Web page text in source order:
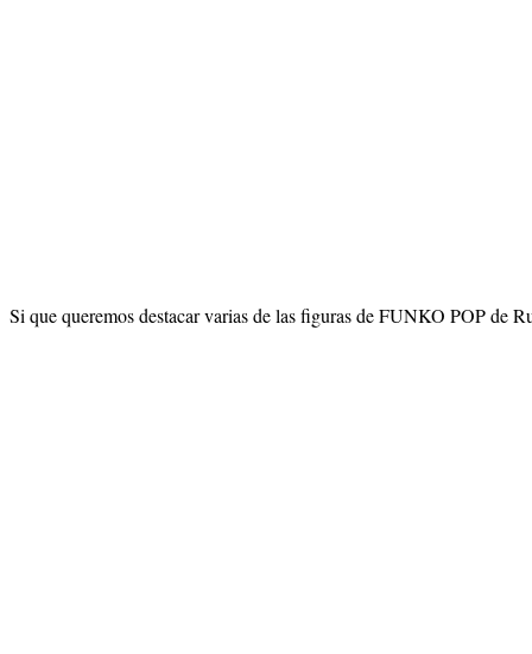
Si que queremos destacar varias de las figuras de FUNKO POP de